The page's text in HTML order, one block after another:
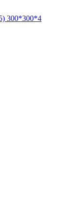
300*300*4